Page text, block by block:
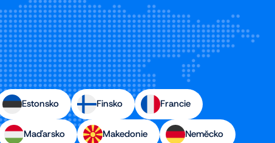
Estonsko Finsko Francie
Maďarsko Makedonie Neměcko